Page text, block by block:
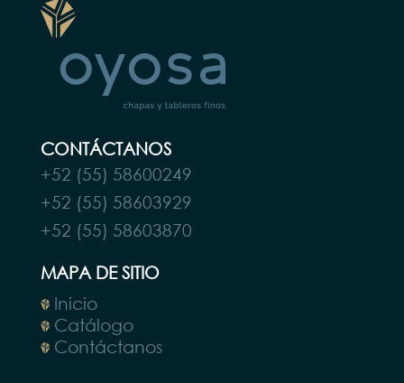
CONTÁCTANOS
+52 (55) 58600249
+52 (55) 58603929
+52 (55) 58603870
MAPA DE SITIO
Inicio
Catálogo
Contáctanos